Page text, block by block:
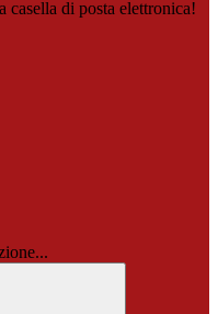
casella di posta elettronica!